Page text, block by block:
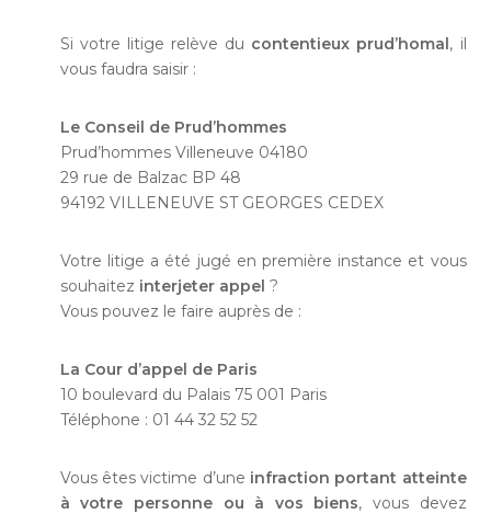
Si votre litige relève du contentieux prud’homal, il
vous faudra saisir :
Le Conseil de Prud’hommes
Prud’hommes Villeneuve 04180
29 rue de Balzac BP 48
94192 VILLENEUVE ST GEORGES CEDEX
Votre litige a été jugé en première instance et vous
souhaitez interjeter appel ?
Vous pouvez le faire auprès de :
La Cour d’appel de Paris
10 boulevard du Palais 75 001 Paris
Téléphone : 01 44 32 52 52
Vous êtes victime d’une infraction portant atteinte
à votre personne ou à vos biens, vous devez